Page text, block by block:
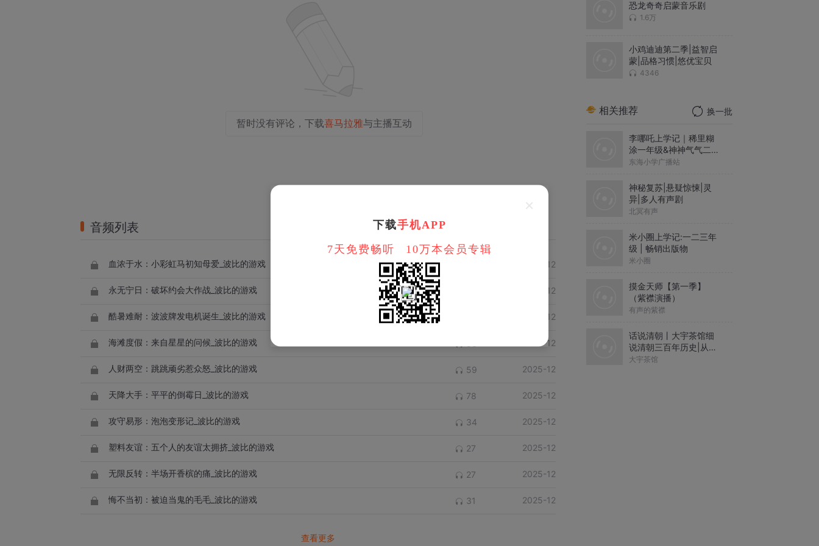
暂时没有评论，下载喜马拉雅与主播互动
音频列表
血浓于水：小彩虹马初知母爱_波比的游戏 2025-12
永无宁日：破坏约会大作战_波比的游戏 2025-12
酷暑难耐：波波牌发电机诞生_波比的游戏 2025-12
海滩度假：来自星星的问候_波比的游戏 2025-12
人财两空：跳跳顽劣惹众怒_波比的游戏 59 2025-12
天降大手：平平的倒霉日_波比的游戏 78 2025-12
攻守易形：泡泡变形记_波比的游戏 34 2025-12
塑料友谊：五个人的友谊太拥挤_波比的游戏 27 2025-12
无限反转：半场开香槟的痛_波比的游戏 27 2025-12
悔不当初：被迫当鬼的毛毛_波比的游戏 31 2025-12
查看更多
恐龙奇奇启蒙音乐剧
1.6万
小鸡迪迪第二季|益智启
蒙|品格习惯|悠优宝贝
4346
相关推荐 换一批
李哪吒上学记｜稀里糊
涂一年级&神神气气二年
级
东海小学广播站
神秘复苏|悬疑惊悚|灵
异|多人有声剧
北冥有声
米小圈上学记:一二三年
级 | 畅销出版物
米小圈
摸金天师【第一季】
（紫襟演播）
有声的紫襟
话说清朝丨大宇茶馆细
说清朝三百年历史|从努
尔哈赤到末代皇帝溥仪|
大宇茶馆
下载手机APP
7天免费畅听
10万本会员专辑